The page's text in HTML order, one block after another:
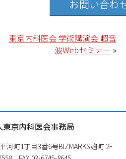
お問い合わ
東京内科医会 学術講演会 超音
波Webセミナー »
東京内科医会事務局
河町1丁目3番6号BIZMARKS麹町 2F